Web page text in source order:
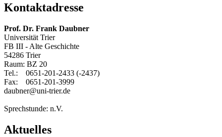
Kontaktadresse
Prof. Dr. Frank Daubner
Universität Trier
FB III - Alte Geschichte
54286 Trier
Raum: BZ 20
Tel.: 0651-201-2433 (-2437)
Fax: 0651-201-3999
daubner@uni-trier.de
Sprechstunde: n.V.
Aktuelles